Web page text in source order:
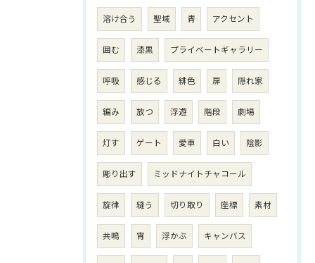
溶け合う 聖域 青 アクセント
囲む 漆黒 プライベートギャラリー
呼吸 感じる 緋色 扉 隠れ家
編み 放つ 浮遊 階段 劇場
灯す ゲート 愛車 白い 陰影
彫り出す ミッドナイトチャコール
旋律 縫う 切り取り 座標 素材
共鳴 宵 浮かぶ キャンバス